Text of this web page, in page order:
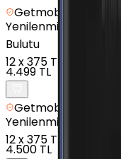
Getmobil Güvencesi
Yenilenmiş
Bulutu
12x375 TL
4.499 TL
Getmobil Güvencesi
Yenilenmiş
12x375 TL
4.500 TL